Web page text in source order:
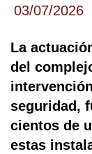
03/07/2026
La
del
seguridad,
cientos de
estas